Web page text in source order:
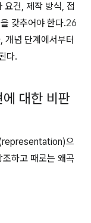
건, 제작 방식, 접
갖추어야 한다.26
개념 단계에서부터
다.
대한 비판
(representation)으
하고 때로는 왜곡